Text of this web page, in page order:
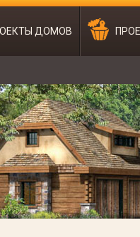
ДОМОВ